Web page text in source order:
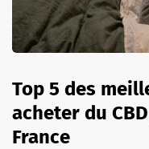
Top 5 des
acheter du
France